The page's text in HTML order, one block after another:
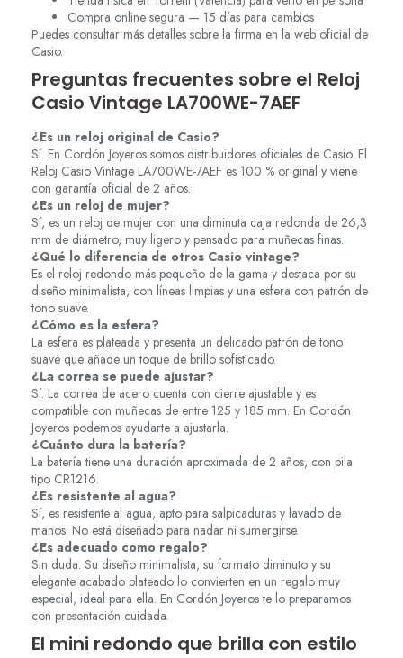
Compra online segura — 15 días para cambios
Puedes consultar más detalles sobre la firma en la web oficial de
Casio.
Preguntas frecuentes sobre el Reloj
Casio Vintage LA700WE-7AEF
¿Es un reloj original de Casio?
Sí. En Cordón Joyeros somos distribuidores oficiales de Casio. El
Reloj Casio Vintage LA700WE-7AEF es 100 % original y viene
con garantía oficial de 2 años.
¿Es un reloj de mujer?
Sí, es un reloj de mujer con una diminuta caja redonda de 26,3
mm de diámetro, muy ligero y pensado para muñecas finas.
¿Qué lo diferencia de otros Casio vintage?
Es el reloj redondo más pequeño de la gama y destaca por su
diseño minimalista, con líneas limpias y una esfera con patrón de
tono suave.
¿Cómo es la esfera?
La esfera es plateada y presenta un delicado patrón de tono
suave que añade un toque de brillo sofisticado.
¿La correa se puede ajustar?
Sí. La correa de acero cuenta con cierre ajustable y es
compatible con muñecas de entre 125 y 185 mm. En Cordón
Joyeros podemos ayudarte a ajustarla.
¿Cuánto dura la batería?
La batería tiene una duración aproximada de 2 años, con pila
tipo CR1216.
¿Es resistente al agua?
Sí, es resistente al agua, apto para salpicaduras y lavado de
manos. No está diseñado para nadar ni sumergirse.
¿Es adecuado como regalo?
Sin duda. Su diseño minimalista, su formato diminuto y su
elegante acabado plateado lo convierten en un regalo muy
especial, ideal para ella. En Cordón Joyeros te lo preparamos
con presentación cuidada.
El mini redondo que brilla con estilo